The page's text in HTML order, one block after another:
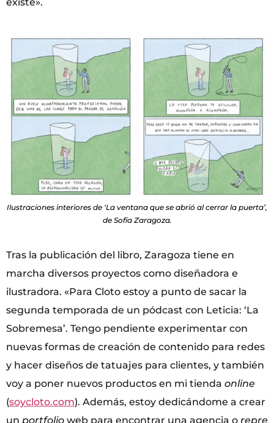
Ilustraciones interiores de ‘La ventana que se abrió al cerrar la puerta’,
de Sofía Zaragoza.
Tras la publicación del libro, Zaragoza tiene en
marcha diversos proyectos como diseñadora e
ilustradora. «Para Cloto estoy a punto de sacar la
segunda temporada de un pódcast con Leticia: ‘La
Sobremesa’. Tengo pendiente experimentar con
nuevas formas de creación de contenido para redes
y hacer diseños de tatuajes para clientes, y también
voy a poner nuevos productos en mi tienda online
(soycloto.com). Además, estoy dedicándome a crear
un portfolio web para encontrar una agencia o repre